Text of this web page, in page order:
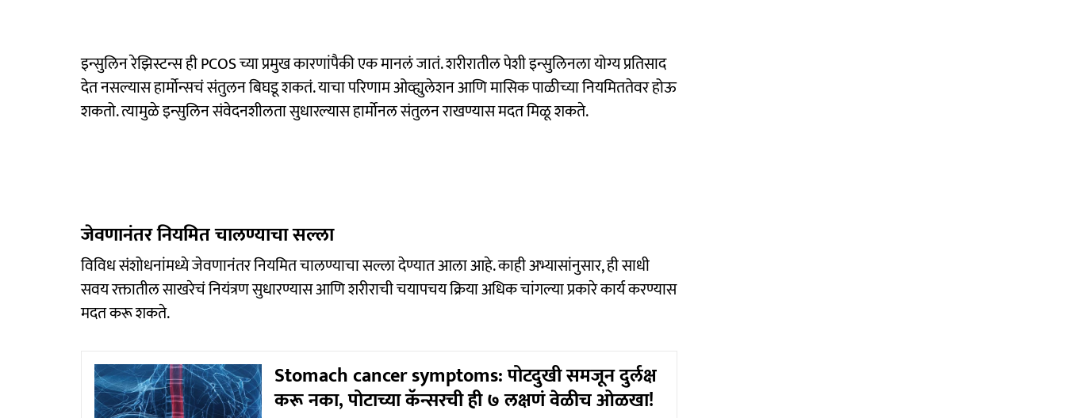
इन्सुलिन रेझिस्टन्स ही PCOS च्या प्रमुख कारणांपैकी एक मानलं जातं. शरीरातील पेशी इन्सुलिनला योग्य प्रतिसाद
देत नसल्यास हार्मोन्सचं संतुलन बिघडू शकतं. याचा परिणाम ओव्ह्युलेशन आणि मासिक पाळीच्या नियमिततेवर होऊ
शकतो. त्यामुळे इन्सुलिन संवेदनशीलता सुधारल्यास हार्मोनल संतुलन राखण्यास मदत मिळू शकते.
जेवणानंतर नियमित चालण्याचा सल्ला
विविध संशोधनांमध्ये जेवणानंतर नियमित चालण्याचा सल्ला देण्यात आला आहे. काही अभ्यासांनुसार, ही साधी
सवय रक्तातील साखरेचं नियंत्रण सुधारण्यास आणि शरीराची चयापचय क्रिया अधिक चांगल्या प्रकारे कार्य करण्यास
मदत करू शकते.
Stomach cancer symptoms: पोटदुखी समजून दुर्लक्ष
करू नका, पोटाच्या कॅन्सरची ही ७ लक्षणं वेळीच ओळखा!